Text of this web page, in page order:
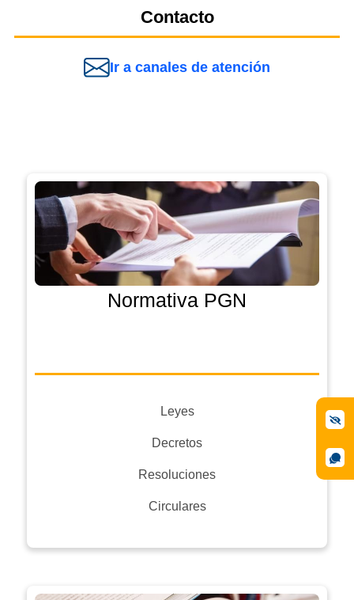
Contacto
Ir a canales de atención
Normativa PGN
Leyes
Decretos
Resoluciones
Circulares